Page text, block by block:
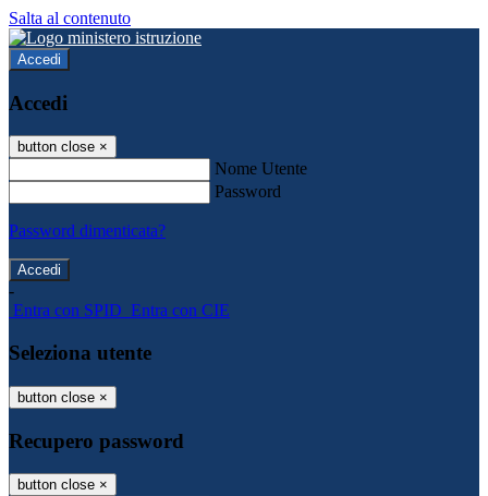
Salta al contenuto
Accedi
Accedi
button close ×
Nome Utente
Password
Password dimenticata?
-
Entra con SPID Entra con CIE
Seleziona utente
button close ×
Recupero password
button close ×